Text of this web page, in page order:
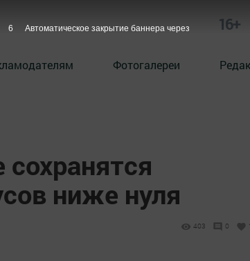
16+
Фотогалереи
ниже нуля
403 0
5 Автоматическое закрытие баннера через